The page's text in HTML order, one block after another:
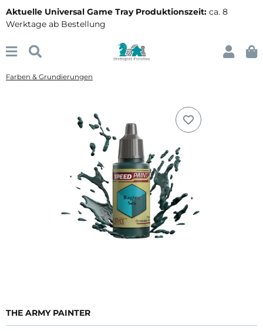
Aktuelle Universal Game Tray Produktionszeit: ca. 8
Werktage ab Bestellung
Farben & Grundierungen
THE ARMY PAINTER